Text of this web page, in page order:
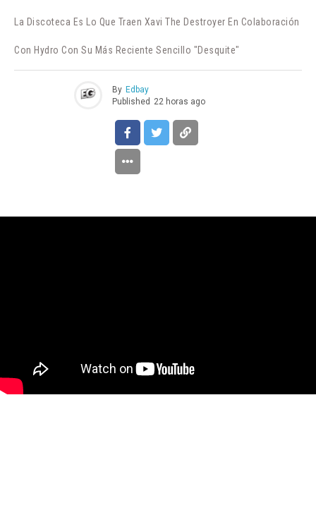
La Discoteca Es Lo Que Traen Xavi The Destroyer En Colaboración
Con Hydro Con Su Más Reciente Sencillo "Desquite"
By Edbay
Published 22 horas ago